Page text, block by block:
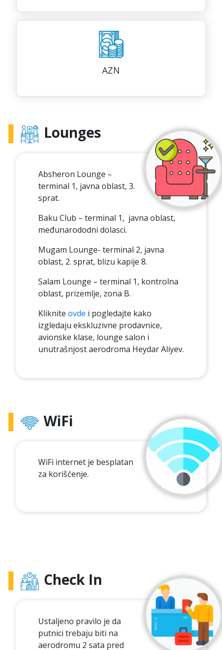
AZN
Lounges
Absheron Lounge –
terminal 1, javna oblast, 3.
sprat.
Baku Club – terminal 1, javna oblast,
međunarododni dolasci.
Mugam Lounge- terminal 2, javna
oblast, 2. sprat, blizu kapije 8.
Salam Lounge – terminal 1, kontrolna
oblast, prizemlje, zona B.
Kliknite ovde i pogledajte kako
izgledaju ekskluzivne prodavnice,
avionske klase, lounge salon i
unutrašnjost aerodroma Heydar Aliyev.
WiFi
WiFi internet je besplatan
za korišćenje.
Check In
Ustaljeno pravilo je da
putnici trebaju biti na
aerodromu 2 sata pred